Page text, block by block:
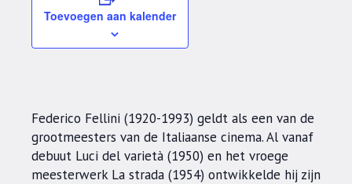
Toevoegen aan kalender
Federico Fellini (1920-1993) geldt als een van de
grootmeesters van de Italiaanse cinema. Al vanaf
debuut Luci del varietà (1950) en het vroege
meesterwerk La strada (1954) ontwikkelde hij zijn